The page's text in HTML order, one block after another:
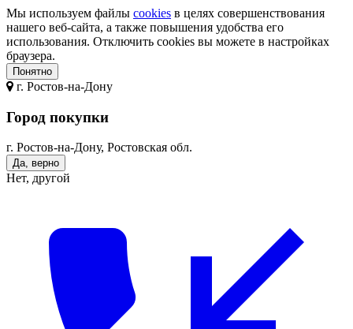
Мы используем файлы cookies в целях совершенствования
нашего веб-сайта, а также повышения удобства его
использования. Отключить cookies вы можете в настройках
браузера.
Понятно
г. Ростов-на-Дону
Город покупки
г. Ростов-на-Дону, Ростовская обл.
Да, верно
Нет, другой